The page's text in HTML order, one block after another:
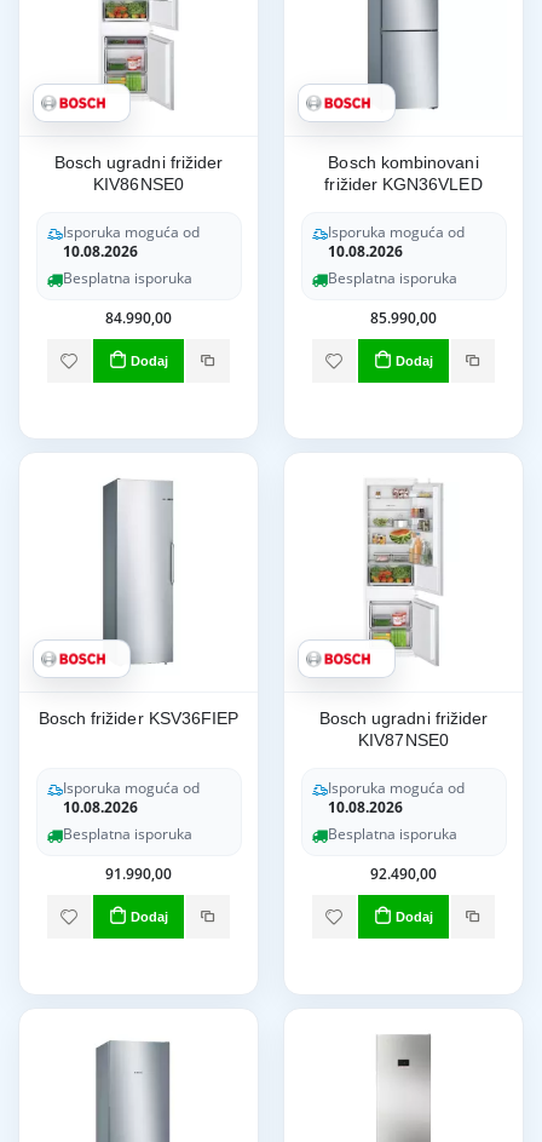
Bosch ugradni frižider
KIV86NSE0
Isporuka moguća od
10.08.2026
Besplatna isporuka
84.990,00
Dodaj
Bosch kombinovani
frižider KGN36VLED
Isporuka moguća od
10.08.2026
Besplatna isporuka
85.990,00
Dodaj
Bosch frižider KSV36FIEP
Isporuka moguća od
10.08.2026
Besplatna isporuka
91.990,00
Dodaj
Bosch ugradni frižider
KIV87NSE0
Isporuka moguća od
10.08.2026
Besplatna isporuka
92.490,00
Dodaj